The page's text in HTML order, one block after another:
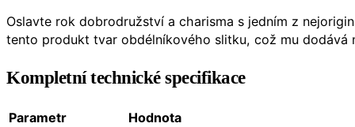
Oslavte rok dobrodružství a charisma s jedním z
tento produkt tvar obdélníkového slitku, což mu
Kompletní technické specifikace
Parametr
Hodnota